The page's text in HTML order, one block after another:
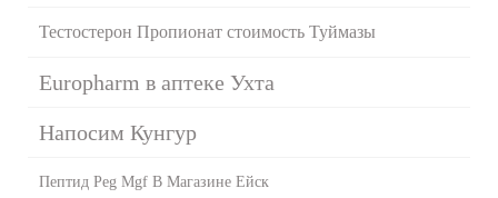
Тестостерон Пропионат стоимость Туймазы
Europharm в аптеке Ухта
Напосим Кунгур
Пептид Peg Mgf В Магазине Ейск